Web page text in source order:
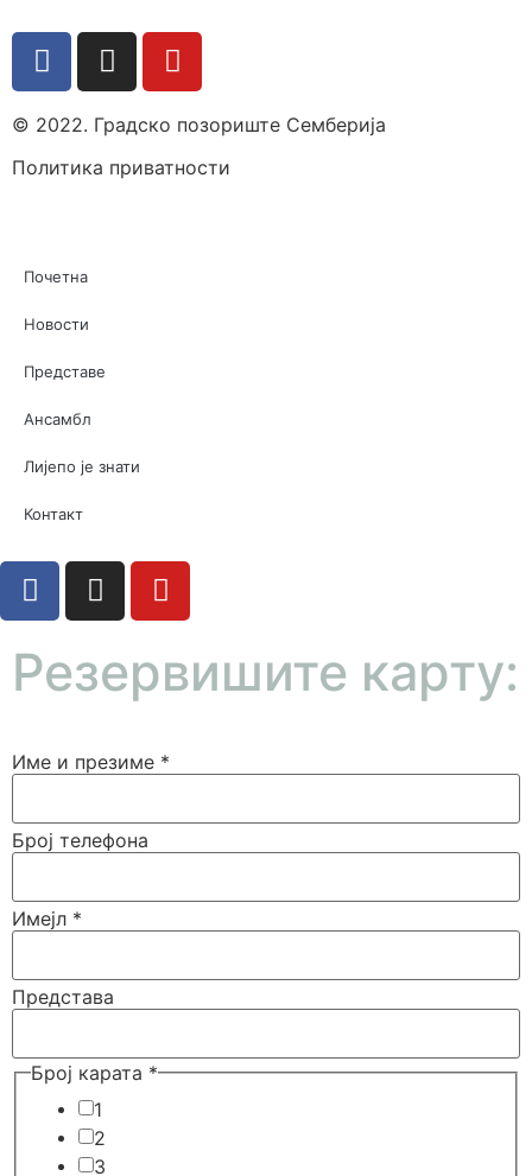
© 2022. Градско позориште Семберија
Политика приватности
Почетна
Новости
Представе
Ансамбл
Лијепо је знати
Контакт
Резервишите карту:
Име и презиме *
Број телефона
Имејл *
Представа
Број карата *
1
2
3